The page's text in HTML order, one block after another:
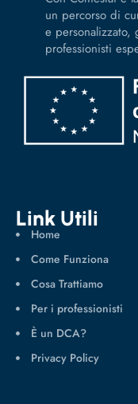
un percorso di
e
professionisti
Link Utili
Home
Come Funziona
Cosa Trattiamo
Per i professionisti
È un DCA?
Privacy Policy